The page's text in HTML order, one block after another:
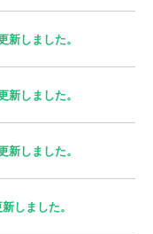
しました。
しました。
しました。
しました。